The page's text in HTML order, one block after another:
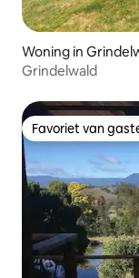
Woning in
Grindelwald
Favoriet van
Favoriet van